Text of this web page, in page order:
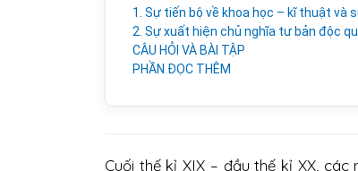
1. Sự tiến bộ về khoa học – kĩ thuật và
2. Sự xuất hiện chủ nghĩa tư bản độc
CÂU HỎI VÀ BÀI TẬP
PHẦN ĐỌC THÊM
Cuối thế kỉ XIX – đầu thế kỉ XX,